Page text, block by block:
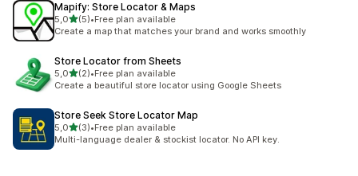
Mapify: Store Locator & Maps
5,0na 5 gwiazdek
(5)
Łączna liczba recenzji: 5
•Free plan available
Create a map that matches your brand and works smoothly
Store Locator from Sheets
5,0na 5 gwiazdek
(2)
Łączna liczba recenzji: 2
•Free plan available
Create a beautiful store locator using Google Sheets
Store Seek Store Locator Map
5,0na 5 gwiazdek
(3)
Łączna liczba recenzji: 3
•Free plan available
Multi-language dealer & stockist locator. No API key.